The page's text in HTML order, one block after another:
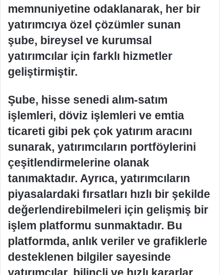
memnuniyetine odaklanarak, her bir
yatırımcıya özel çözümler sunan
şube, bireysel ve kurumsal
yatırımcılar için farklı hizmetler
geliştirmiştir.
Şube, hisse senedi alım-satım
işlemleri, döviz işlemleri ve emtia
ticareti gibi pek çok yatırım aracını
sunarak, yatırımcıların portföylerini
çeşitlendirmelerine olanak
tanımaktadır. Ayrıca, yatırımcıların
piyasalardaki fırsatları hızlı bir şekilde
değerlendirebilmeleri için gelişmiş bir
işlem platformu sunmaktadır. Bu
platformda, anlık veriler ve grafiklerle
desteklenen bilgiler sayesinde